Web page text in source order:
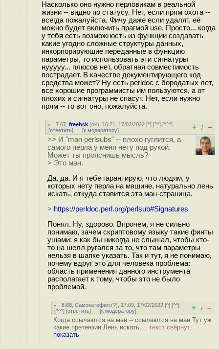
Насколько оно нужно перловикам в реальной
жизни -- видно по статусу. Нет, если прям охота --
всегда пожалуйста. Фичу даже если удалят, её
можно будет включить прагмой use. Просто... когда
у тебя есть возможность из функции создавать
какие угодно сложные структуры данных,
инкорпорирующие переданные в функцию
параметры, то использовать эти сигнатуры
нууууу... плюсов нет, обратная совместимость
пострадает. В качестве документирующего код
средства может? Ну есть perldoc с бородатых лет,
все хорошие программисты им пользуются, а от
плохих и сигнатуры не спасут. Нет, если нужно
прям -- то вот оно, пожалуйста.
7.67 ,freehck (ok), 16:21, 17/02/2022 [^] [^^] [^^^]
[ответить] [к модератору] + / –
>> И "man perlsubs" -- плохо гуглится, а
самого перла у меня нету под рукой.
Может ты прояснишь мысль?
> Это ман.
Да, да. И я тебе гарантирую, что людям, у
которых нету перла на машине, натурально лень
искать, откуда ставится эта ман-страница.
> https://perldoc.perl.org/perlsub#Signatures
Понял. Ну, здорово. Впрочем, я не сильно
понимаю, зачем скриптовому языку такие финты
ушами: я как бы никогда не слышал, чтобы кто-
то на шелл ругался за то, что там параметры
нельзя в шапке указать. Так и тут, я не понимаю,
почему вдруг это для человека проблема:
область применения данного инструмента
располагает к тому, чтобы это не было
проблемой.
8.68 ,Самокатофил (?), 17:09, 17/02/2022 [^] [^^]
[^^^] [ответить] [к модератору] + / –
Когда ссылаются на ман -- ссылаются на ман Тут уж
какие претензии Лень искать,... текст свёрнут,
показать